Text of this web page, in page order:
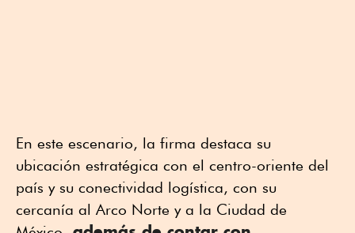
En este escenario, la firma destaca su
ubicación estratégica con el centro-oriente del
país y su conectividad logística, con su
cercanía al Arco Norte y a la Ciudad de